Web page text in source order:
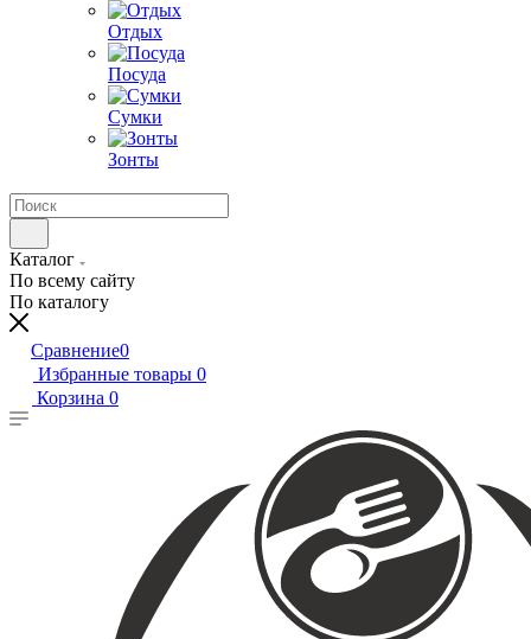
Отдых
Посуда
Сумки
Зонты
Каталог
По всему сайту
По каталогу
Сравнение0
Избранные товары 0
Корзина 0